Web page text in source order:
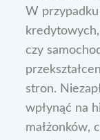
W
czy
stron.
wpłynąć na
małżonków,